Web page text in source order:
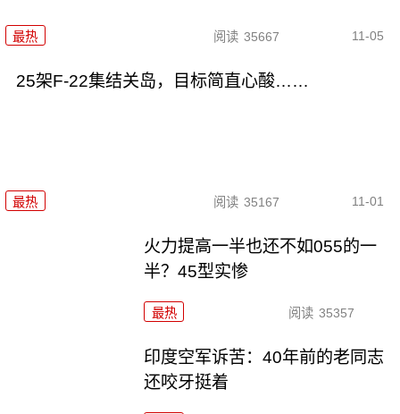
最热 阅读 35667 11-05
25架F-22集结关岛，目标简直心酸……
最热 阅读 35167 11-01
火力提高一半也还不如055的一
半？45型实惨
最热 阅读 35357
印度空军诉苦：40年前的老同志
还咬牙挺着